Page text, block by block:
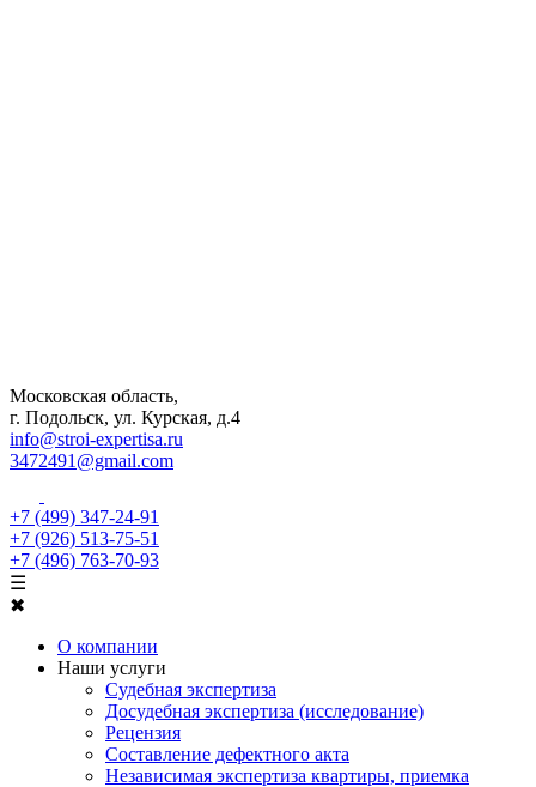
Московская область,
г. Подольск, ул. Курская, д.4
info@stroi-expertisa.ru
3472491@gmail.com
+7 (499) 347-24-91
+7 (926) 513-75-51
+7 (496) 763-70-93
☰
✖
О компании
Наши услуги
Судебная экспертиза
Досудебная экспертиза (исследование)
Рецензия
Составление дефектного акта
Независимая экспертиза квартиры, приемка